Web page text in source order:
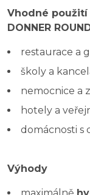
Vhodné použití
DONNER
restaurace a
školy a
nemocnice a
hotely a
domácnosti s
Výhody